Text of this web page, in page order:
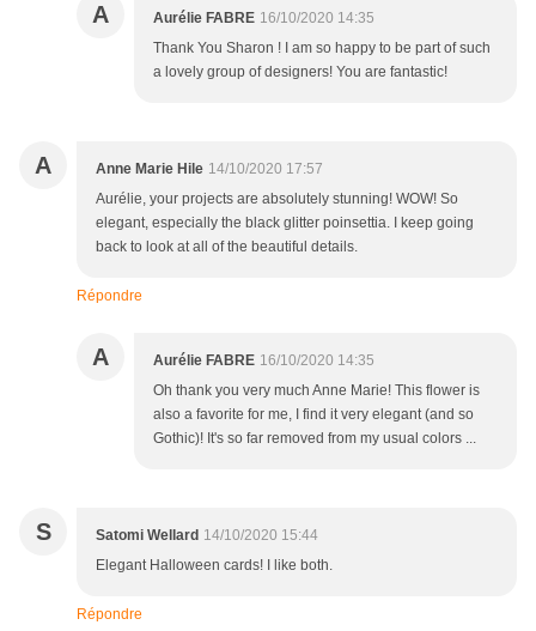
A Aurélie FABRE 16/10/2020 14:35
Thank You Sharon ! I am so happy to be part of such
a lovely group of designers! You are fantastic!
A Anne Marie Hile 14/10/2020 17:57
Aurélie, your projects are absolutely stunning! WOW! So
elegant, especially the black glitter poinsettia. I keep going
back to look at all of the beautiful details.
Répondre
A Aurélie FABRE 16/10/2020 14:35
Oh thank you very much Anne Marie! This flower is
also a favorite for me, I find it very elegant (and so
Gothic)! It's so far removed from my usual colors ...
S Satomi Wellard 14/10/2020 15:44
Elegant Halloween cards! I like both.
Répondre